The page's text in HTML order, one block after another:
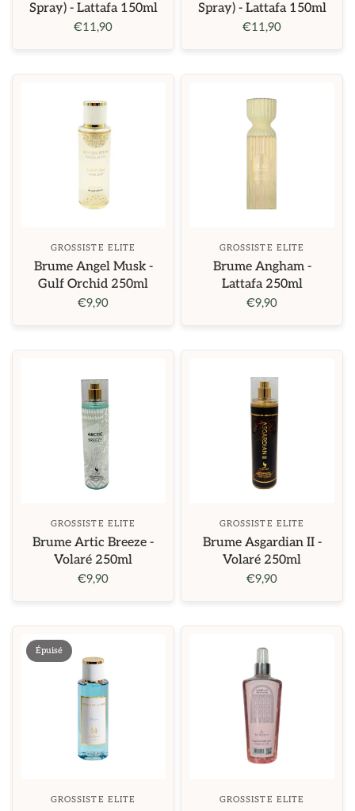
Spray) - Lattafa 150ml
€11,90
Spray) - Lattafa 150ml
€11,90
GROSSISTE ELITE
Brume Angel Musk -
Gulf Orchid 250ml
€9,90
GROSSISTE ELITE
Brume Angham -
Lattafa 250ml
€9,90
GROSSISTE ELITE
Brume Artic Breeze -
Volaré 250ml
€9,90
GROSSISTE ELITE
Brume Asgardian II -
Volaré 250ml
€9,90
Épuisé
GROSSISTE ELITE GROSSISTE ELITE